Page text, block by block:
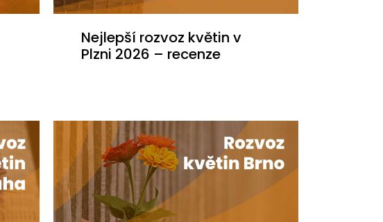
Nejlepší rozvoz květin v
Plzni 2026 – recenze